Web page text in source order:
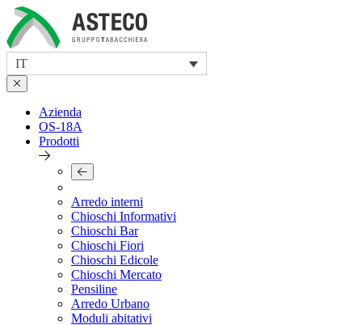
Skip
to
content
IT
Azienda
OS-18A
Prodotti
Arredo interni
Chioschi Informativi
Chioschi Bar
Chioschi Fiori
Chioschi Edicole
Chioschi Mercato
Pensiline
Arredo Urbano
Moduli abitativi